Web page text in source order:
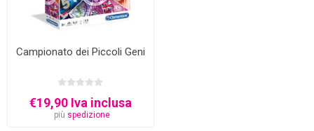
Campionato dei Piccoli Geni
€19,90 Iva inclusa
più spedizione